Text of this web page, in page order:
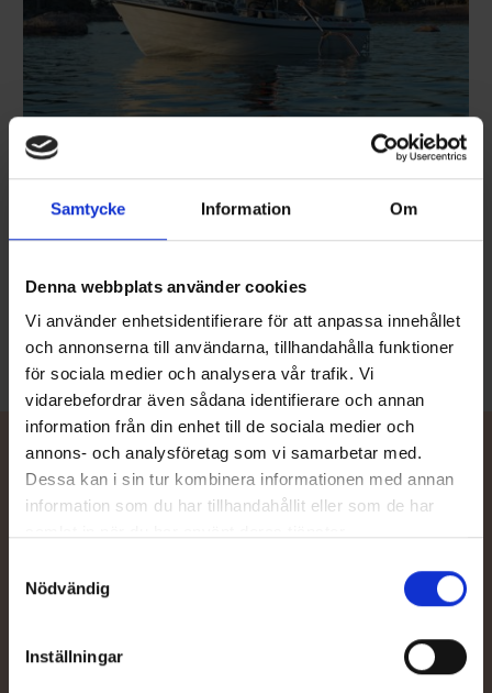
Samtycke Information Om
Denna webbplats använder cookies
Vi använder enhetsidentifierare för att anpassa innehållet
och annonserna till användarna, tillhandahålla funktioner
för sociala medier och analysera vår trafik. Vi
vidarebefordrar även sådana identifierare och annan
information från din enhet till de sociala medier och
annons- och analysföretag som vi samarbetar med.
Dessa kan i sin tur kombinera informationen med annan
information som du har tillhandahållit eller som de har
Nödvändig
Inställningar
Terhi Nordic 6020 C
standard. Liksom dess förebild Nordic 6020 är även Nordic 6020
Kontakta återförsäljare
en offert av din närmaste TG-återförsäljare? Våra sakkunniga
återförsäljare hjälper dig mer än gärna.
Återförsäljare